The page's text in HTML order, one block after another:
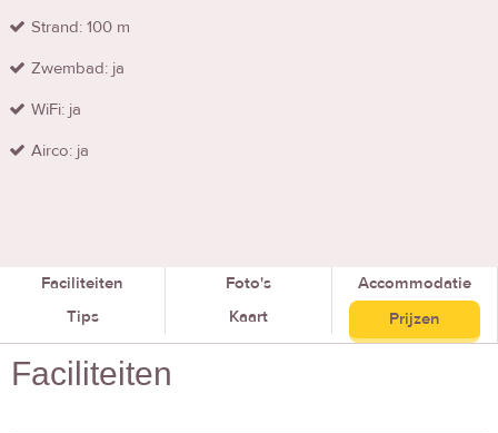
Strand: 100 m
Zwembad: ja
WiFi: ja
Airco: ja
Faciliteiten Foto's
Accommodatie
Tips
Kaart Prijzen
Faciliteiten